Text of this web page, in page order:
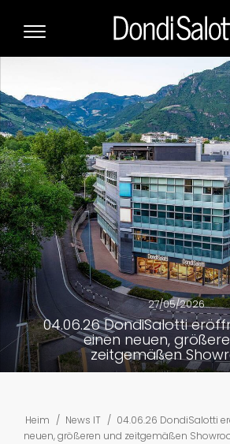
27/05/2026
04.06.26 DondiSalotti
einen neuen,
zeitgemäßen
Heim / News IT / 04.06.26 DondiSalotti
neuen, größeren und zeitgemäßen